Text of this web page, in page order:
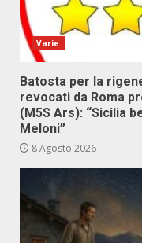
Varie
Batosta per la
revocati da Roma
(M5S Ars): “Sicilia
Meloni”
8 Agosto 2026